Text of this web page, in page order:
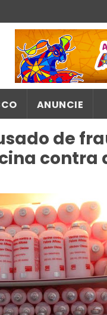
ANUNCIE
de
contra